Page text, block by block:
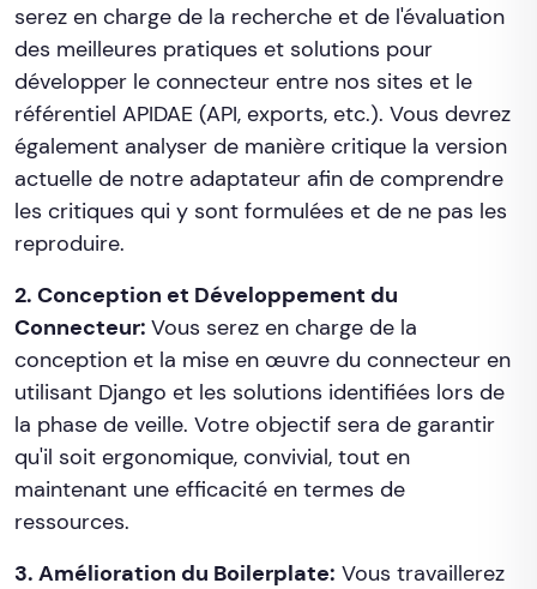
serez en charge de la recherche et de l'évaluation
des meilleures pratiques et solutions pour
développer le connecteur entre nos sites et le
référentiel APIDAE (API, exports, etc.). Vous devrez
également analyser de manière critique la version
actuelle de notre adaptateur afin de comprendre
les critiques qui y sont formulées et de ne pas les
reproduire.
2. Conception et Développement du
Connecteur: Vous serez en charge de la
conception et la mise en œuvre du connecteur en
utilisant Django et les solutions identifiées lors de
la phase de veille. Votre objectif sera de garantir
qu'il soit ergonomique, convivial, tout en
maintenant une efficacité en termes de
ressources.
3. Amélioration du Boilerplate: Vous travaillerez